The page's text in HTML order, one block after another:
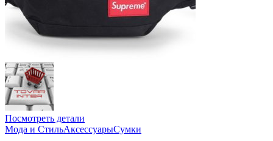
Посмотреть детали
Мода и СтильАксессуарыСумки